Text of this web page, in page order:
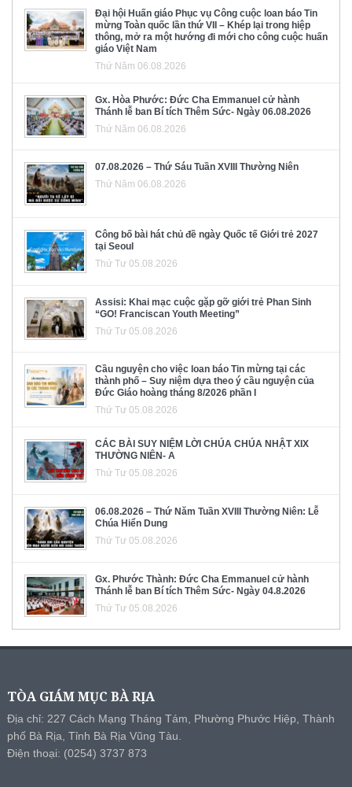
Đại hội Huấn giáo Phục vụ Công cuộc loan báo Tin
mừng Toàn quốc lần thứ VII – Khép lại trong hiệp
thông, mở ra một hướng đi mới cho công cuộc huấn
giáo Việt Nam
Thứ Năm 06.08.2026
Gx. Hòa Phước: Đức Cha Emmanuel cử hành
Thánh lễ ban Bí tích Thêm Sức- Ngày 06.08.2026
Thứ Năm 06.08.2026
07.08.2026 – Thứ Sáu Tuần XVIII Thường Niên
Thứ Năm 06.08.2026
Công bố bài hát chủ đề ngày Quốc tế Giới trẻ 2027
tại Seoul
Thứ Tư 05.08.2026
Assisi: Khai mạc cuộc gặp gỡ giới trẻ Phan Sinh
“GO! Franciscan Youth Meeting”
Thứ Tư 05.08.2026
Cầu nguyện cho việc loan báo Tin mừng tại các
thành phố – Suy niệm dựa theo ý cầu nguyện của
Đức Giáo hoàng tháng 8/2026 phần I
Thứ Tư 05.08.2026
CÁC BÀI SUY NIỆM LỜI CHÚA CHÚA NHẬT XIX
THƯỜNG NIÊN- A
Thứ Tư 05.08.2026
06.08.2026 – Thứ Năm Tuần XVIII Thường Niên: Lễ
Chúa Hiển Dung
Thứ Tư 05.08.2026
Gx. Phước Thành: Đức Cha Emmanuel cử hành
Thánh lễ ban Bí tích Thêm Sức- Ngày 04.8.2026
Thứ Tư 05.08.2026
TÒA GIÁM MỤC BÀ RỊA
Địa chỉ: 227 Cách Mạng Tháng Tám, Phường Phước Hiệp, Thành
phố Bà Rịa, Tỉnh Bà Rịa Vũng Tàu.
Điện thoại: (0254) 3737 873